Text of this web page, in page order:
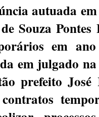
autuada
Souza
em
em julgado
prefeito José